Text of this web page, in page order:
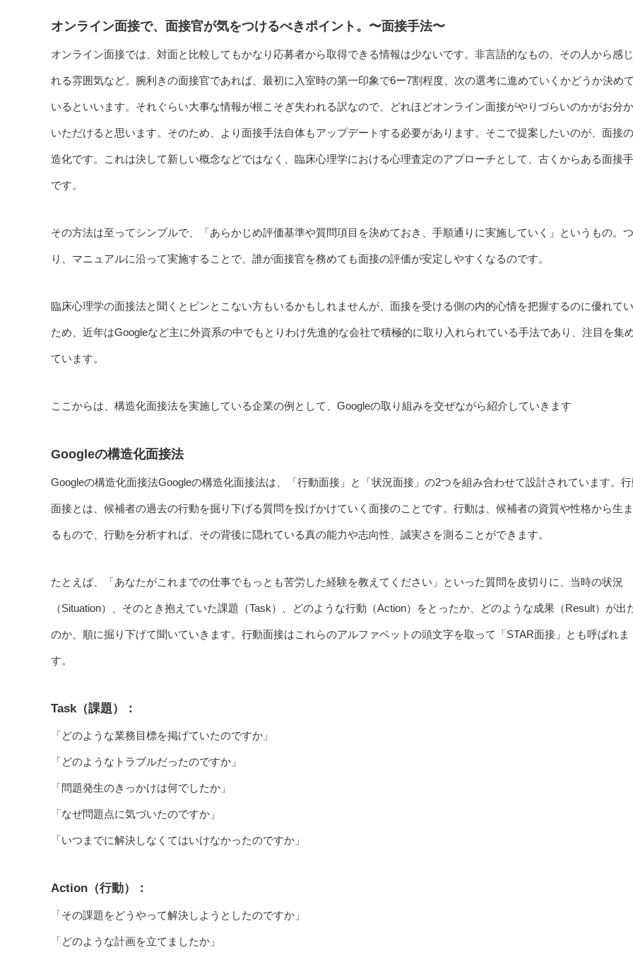
オンライン面接で、面接官が気をつけるべきポイント。〜面接手法〜
オンライン面接では、対面と比較してもかなり応募者から取得できる情報は少ないです。非言語的なもの、その人から感
れる雰囲気など。腕利きの面接官であれば、最初に入室時の第一印象で6ー7割程度、次の選考に進めていくかどうか決めて
いるといいます。それぐらい大事な情報が根こそぎ失われる訳なので、どれほどオンライン面接がやりづらいのかがお分
いただけると思います。そのため、より面接手法自体もアップデートする必要があります。そこで提案したいのが、面接
造化です。これは決して新しい概念などではなく、臨床心理学における心理査定のアプローチとして、古くからある面接
です。
その方法は至ってシンプルで、「あらかじめ評価基準や質問項目を決めておき、手順通りに実施していく」というもの。
り、マニュアルに沿って実施することで、誰が面接官を務めても面接の評価が安定しやすくなるのです。
臨床心理学の面接法と聞くとピンとこない方もいるかもしれませんが、面接を受ける側の内的心情を把握するのに優れて
ため、近年はGoogleなど主に外資系の中でもとりわけ先進的な会社で積極的に取り入れられている手法であり、注目を集
ています。
ここからは、構造化面接法を実施している企業の例として、Googleの取り組みを交ぜながら紹介していきます
Googleの構造化面接法
Googleの構造化面接法Googleの構造化面接法は、「行動面接」と「状況面接」の2つを組み合わせて設計されています。行
面接とは、候補者の過去の行動を掘り下げる質問を投げかけていく面接のことです。行動は、候補者の資質や性格から生
るもので、行動を分析すれば、その背後に隠れている真の能力や志向性、誠実さを測ることができます。
たとえば、「あなたがこれまでの仕事でもっとも苦労した経験を教えてください」といった質問を皮切りに、当時の状況
（Situation）、そのとき抱えていた課題（Task）、どのような行動（Action）をとったか、どのような成果（Result）が出
のか、順に掘り下げて聞いていきます。行動面接はこれらのアルファベットの頭文字を取って「STAR面接」とも呼ばれま
す。
Task（課題）：
「どのような業務目標を掲げていたのですか」
「どのようなトラブルだったのですか」
「問題発生のきっかけは何でしたか」
「なぜ問題点に気づいたのですか」
「いつまでに解決しなくてはいけなかったのですか」
Action（行動）：
「その課題をどうやって解決しようとしたのですか」
「どのような計画を立てましたか」